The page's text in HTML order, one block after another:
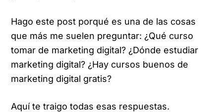
Hago este post porqué es una de las cosas
que más me suelen preguntar: ¿Qué curso
tomar de marketing digital? ¿Dónde estudiar
marketing digital? ¿Hay cursos buenos de
marketing digital gratis?
Aquí te traigo todas esas respuestas.